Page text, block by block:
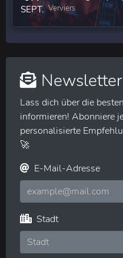
SEPT. Verviers
Lass dich über die
informieren! Abonniere
personalisierte
🚀
E-Mail-Adresse
Stadt